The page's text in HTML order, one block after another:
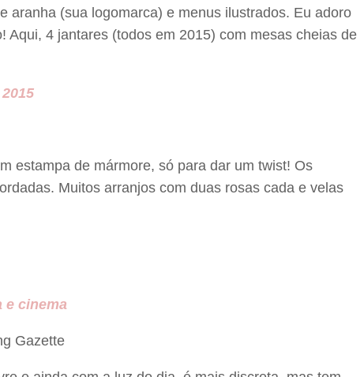
aranha (sua logomarca) e menus ilustrados. Eu adoro
4 jantares (todos em 2015) com mesas cheias de
estampa de mármore, só para dar um twist! Os
Muitos arranjos com duas rosas cada e velas
e cinema